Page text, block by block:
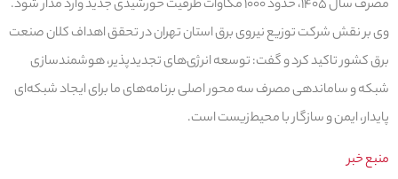
مصرف سال ۱۴۰۵، حدود ۱۰۰۰ مگاوات ظرفیت خورشیدی جدید وارد مدار شود.
وی بر نقش شرکت توزیع نیروی برق استان تهران در تحقق اهداف کلان صنعت
برق کشور تاکید کرد و گفت: توسعه انرژی‌های تجدیدپذیر، هوشمندسازی
شبکه و ساماندهی مصرف سه محور اصلی برنامه‌های ما برای ایجاد شبکه‌ای
پایدار، ایمن و سازگار با محیط‌زیست است.
منبع خبر